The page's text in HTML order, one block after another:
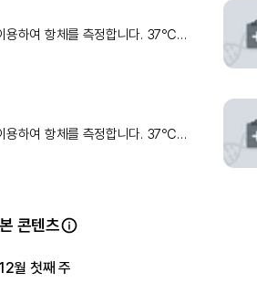
하여 항체를 측정합니다. 37℃
형 혈우병) 혈장을 배양한 후 대조군
하여 항체를 측정합니다. 37℃
형 혈우병) 혈장을 배양한 후 대조군
콘텐츠
월 첫째 주